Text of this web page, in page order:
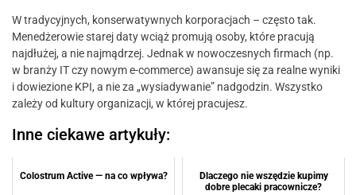
W tradycyjnych, konserwatywnych korporacjach – często tak.
Menedżerowie starej daty wciąż promują osoby, które pracują
najdłużej, a nie najmądrzej. Jednak w nowoczesnych firmach (np.
w branży IT czy nowym e-commerce) awansuje się za realne wyniki
i dowiezione KPI, a nie za „wysiadywanie” nadgodzin. Wszystko
zależy od kultury organizacji, w której pracujesz.
Inne ciekawe artykuły:
Colostrum Active — na co wpływa?
Dlaczego nie wszędzie kupimy
dobre plecaki pracownicze?